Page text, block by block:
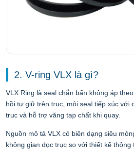
2. V-ring VLX là gì?
VLX Ring là seal chắn bẩn không áp
hồi tự giữ trên trục, môi seal tiếp xúc với
trục và hỗ trợ văng tạp chất khi quay.
Nguồn mô tả VLX có biên dạng siêu
không gian dọc trục so với thiết kế